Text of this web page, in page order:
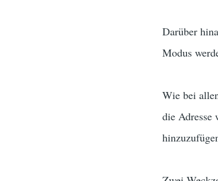
Darüber
Modus
Wie bei
die Adresse